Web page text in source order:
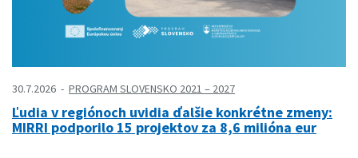
30.7.2026 PROGRAM SLOVENSKO 2021 – 2027
Ľudia v regiónoch uvidia ďalšie konkrétne zmeny:
MIRRI podporilo 15 projektov za 8,6 milióna eur